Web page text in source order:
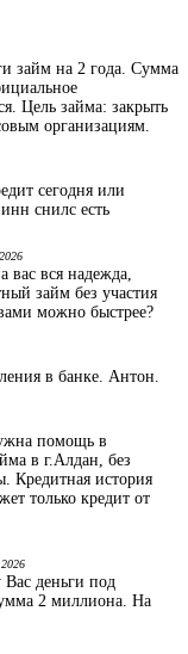
займ на 2 года. Сумма
Цель займа: закрыть
организациям.
сегодня или
снилс есть
вся надежда,
займ без участия
можно быстрее?
в банке. Антон.
помощь в
в г.Алдан, без
Кредитная история
только кредит от
деньги под
2 миллиона. На